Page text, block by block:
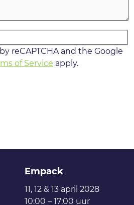
reCAPTCHA and the Google
of Service apply.
Empack
11, 12 & 13 april 2028
10:00 – 17:00 uur